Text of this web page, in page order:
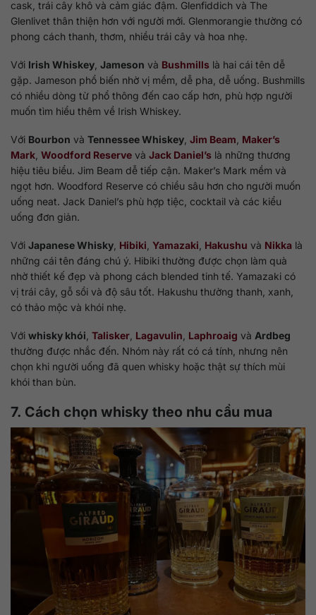
cask, trái cây khô và cảm giác đậm. Glenfiddich và The
Glenlivet thân thiện hơn với người mới. Glenmorangie thường có
phong cách thanh, thơm, nhiều trái cây và hoa nhẹ.
Với Irish Whiskey Jameson và Bushmills là hai cái tên dễ
gặp. Jameson phổ biến nhờ vị mềm, dễ pha, dễ uống. Bushmills
có nhiều dòng từ phổ thông đến cao cấp hơn, phù hợp người
muốn tìm hiểu thêm về Irish Whiskey.
Với Bourbon và Tennessee Whiskey Jim Beam Maker’s
Mark Woodford Reserve và Jack Daniel’s là những thương
hiệu tiêu biểu. Jim Beam dễ tiếp cận. Maker’s Mark mềm và
ngọt hơn. Woodford Reserve có chiều sâu hơn cho người muốn
uống neat. Jack Daniel’s phù hợp tiệc, cocktail và các kiểu
uống đơn giản.
Với Japanese Whisky Hibiki Yamazaki Hakushu và Nikka là
những cái tên đáng chú ý. Hibiki thường được chọn làm quà
nhờ thiết kế đẹp và phong cách blended tinh tế. Yamazaki có
vị trái cây, gỗ sồi và độ sâu tốt. Hakushu thường thanh, xanh,
có thảo mộc và khói nhẹ.
Với whisky khói Talisker Lagavulin Laphroaig và Ardbeg
thường được nhắc đến. Nhóm này rất có cá tính, nhưng nên
chọn khi người uống đã quen whisky hoặc thật sự thích mùi
khói than bùn.
7. Cách chọn whisky theo nhu cầu mua